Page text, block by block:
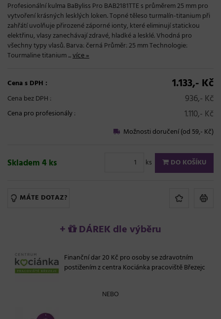
Profesionální kulma BaByliss Pro BAB2181TTE s průměrem 25 mm pro
vytvoření krásných lesklých loken. Topné těleso turmalín-titanium při
zahřátí uvolňuje přirozené záporné ionty, které eliminují statickou
elektřinu, vlasy zanechávají zdravé, hladké a lesklé. Vhodná pro
všechny typy vlasů. Barva: černá Průměr: 25 mm Technologie:
Tourmaline titanium ...více »
Cena s DPH : 1.133,- Kč
Cena bez DPH : 936,- Kč
Cena pro profesionály: 1.110,- Kč
Možnosti doručení (od 59,- Kč)
Skladem 4 ks ks DO KOŠÍKU
MÁTE DOTAZ?
+ DÁREK dle výběru
Finanční dar 20 Kč pro osoby se zdravotním
postižením z centra Kociánka pracoviště Březejc
NEBO